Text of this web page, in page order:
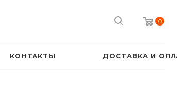
0
КОНТАКТЫ ДОСТАВКА И